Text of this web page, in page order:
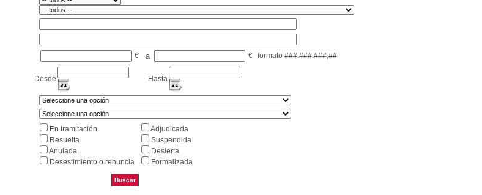
€ a € formato ###.###.###,##
Desde Hasta
En tramitación
Adjudicada
Resuelta
Suspendida
Anulada
Desierta
Desestimiento o renuncia
Formalizada